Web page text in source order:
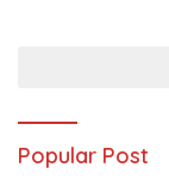
Popular Post